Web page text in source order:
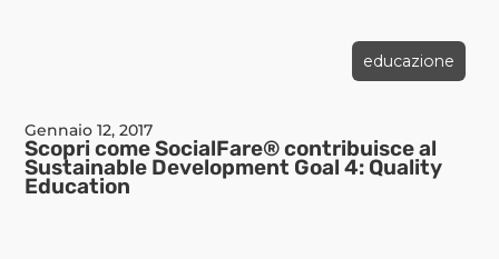
educazione
Gennaio 12, 2017
Scopri come SocialFare® contribuisce al
Sustainable Development Goal 4: Quality
Education